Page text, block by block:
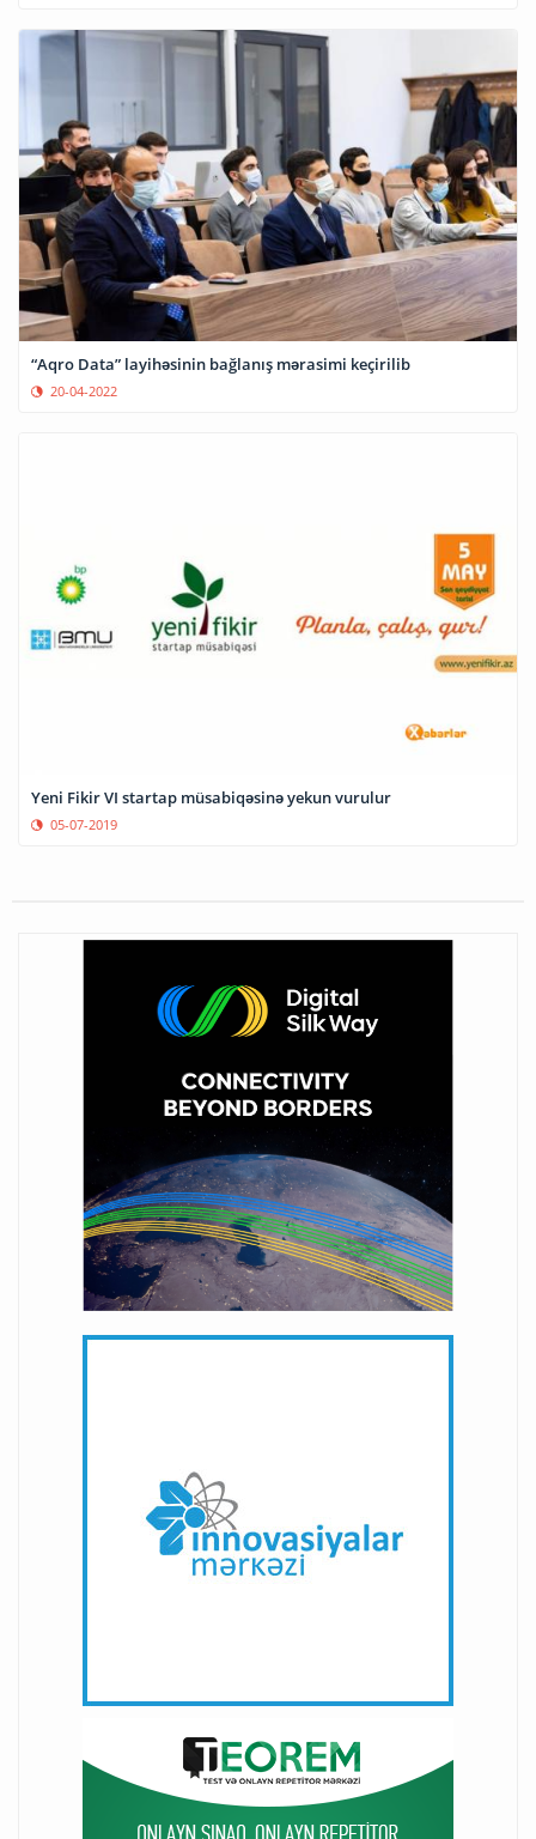
“Aqro Data” layihəsinin bağlanış mərasimi keçirilib
20-04-2022
Yeni Fikir VI startap müsabiqəsinə yekun vurulur
05-07-2019